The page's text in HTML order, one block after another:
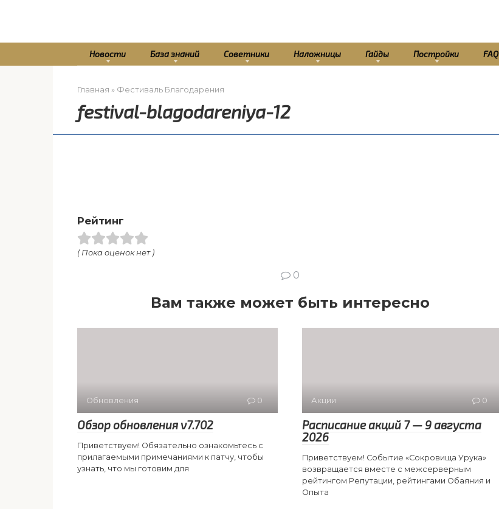
Новости База знаний Советники Наложницы Гайды Постройки FAQ
Главная » Фестиваль Благодарения
festival-blagodareniya-12
Рейтинг
( Пока оценок нет )
0
Вам также может быть интересно
Обновления 0
Обзор обновления v7.702
Приветствуем! Обязательно ознакомьтесь с
прилагаемыми примечаниями к патчу, чтобы
узнать, что мы готовим для
Акции 0
Расписание акций 7 — 9 августа
2026
Приветствуем! Событие «Сокровища Урука»
возвращается вместе с межсерверным
рейтингом Репутации, рейтингами Обаяния и
Опыта